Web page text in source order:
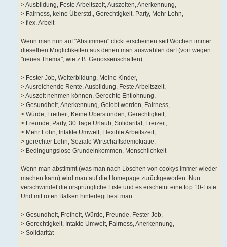
> Ausbildung, Feste Arbeitszeit, Auszeiten, Anerkennung,
> Fairness, keine Überstd., Gerechtigkeit, Party, Mehr Lohn,
> flex. Arbeit
Wenn man nun auf "Abstimmen" clickt erscheinen seit Wochen immer
dieselben Möglichkeiten aus denen man auswählen darf (von wegen
"neues Thema", wie z.B. Genossenschaften):
> Fester Job, Weiterbildung, Meine Kinder,
> Ausreichende Rente, Ausbildung, Feste Arbeitszeit,
> Auszeit nehmen können, Gerechte Entlohnung,
> Gesundheit, Anerkennung, Gelobt werden, Fairness,
> Würde, Freiheit, Keine Überstunden, Gerechtigkeit,
> Freunde, Party, 30 Tage Urlaub, Solidarität, Freizeit,
> Mehr Lohn, Intakte Umwelt, Flexible Arbeitszeit,
> gerechter Lohn, Soziale Wirtschaftsdemokratie,
> Bedingungslose Grundeinkommen, Menschlichkeit
Wenn man abstimmt (was man nach Löschen von cookys immer wieder
machen kann) wird man auf die Homepage zurückgeworfen. Nun
verschwindet die ursprüngliche Liste und es erscheint eine top 10-Liste.
Und mit roten Balken hinterlegt liest man:
> Gesundheit, Freiheit, Würde, Freunde, Fester Job,
> Gerechtigkeit, Intakte Umwelt, Fairness, Anerkennung,
> Solidarität